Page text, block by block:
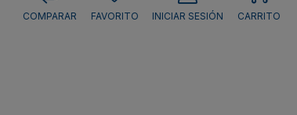
COMPARAR
FAVORITO INICIAR SESIÓN CARRITO